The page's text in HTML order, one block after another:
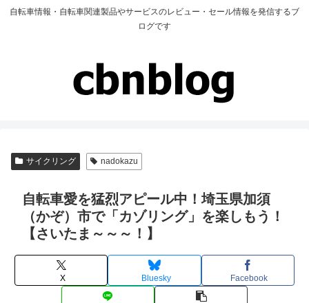
自転車情報・自転車関連製品やサービスのレビュー・セール情報を発信するブ
ログです
サイクリング nadokazu
自転車愛を猛烈アピール中！埼玉県加須
（かぞ）市で「カゾリング」を楽しもう！
【さいたま～～～！】
X Bluesky Facebook